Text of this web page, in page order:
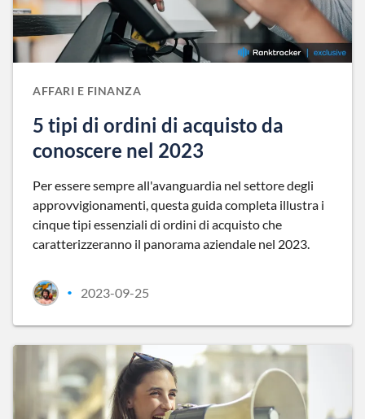
AFFARI E FINANZA
5 tipi di ordini di acquisto da
conoscere nel 2023
Per essere sempre all'avanguardia nel settore degli
approvvigionamenti, questa guida completa illustra i
cinque tipi essenziali di ordini di acquisto che
caratterizzeranno il panorama aziendale nel 2023.
• 2023-09-25